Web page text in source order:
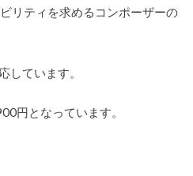
リティを求めるコンポーザーの
しています。
円となっています。